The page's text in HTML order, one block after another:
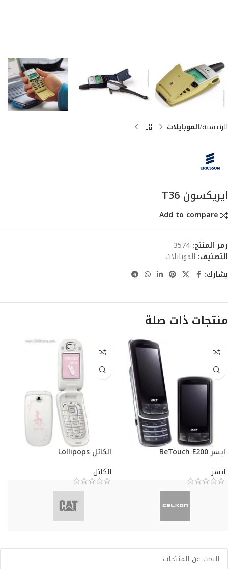
الرئيسية الموبايلات
ايريكسون T36
Add to compare
رمز المنتج: 3574
التصنيف: الموبايلات
يشارك:
منتجات ذات صلة
ايسر BeTouch E200
ايسر
الكاتل Lollipops
الكاتل